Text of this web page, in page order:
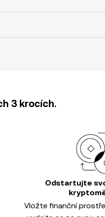
3 krocích.
Odstartujte
Vložte finanční